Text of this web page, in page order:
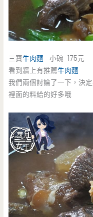
三寶牛肉麵 小碗 175元
看到牆上有推薦牛肉麵
我們兩個討論了一下，決
裡面的料給的好多哦